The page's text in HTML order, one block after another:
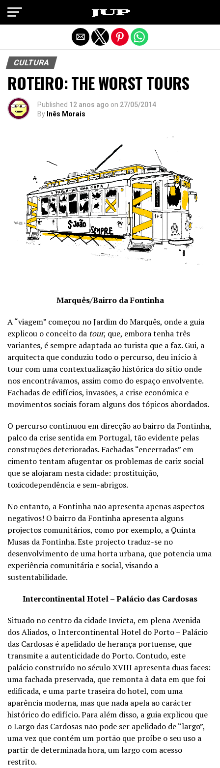
CULTURA
ROTEIRO: THE WORST TOURS
Published 12 anos ago on 27/05/2014
By Inês Morais
Marquês/Bairro da Fontinha
A “viagem” começou no Jardim do Marquês, onde a guia
explicou o conceito da tour, que, embora tenha três
variantes, é sempre adaptada ao turista que a faz. Gui, a
arquitecta que conduziu todo o percurso, deu início à
tour com uma contextualização histórica do sítio onde
nos encontrávamos, assim como do espaço envolvente.
Fachadas de edifícios, invasões, a crise económica e
movimentos sociais foram alguns dos tópicos abordados.
O percurso continuou em direcção ao bairro da Fontinha,
palco da crise sentida em Portugal, tão evidente pelas
construções deterioradas. Fachadas “encerradas” em
cimento tentam afugentar os problemas de cariz social
que se alojaram nesta cidade: prostituição,
toxicodependência e sem-abrigos.
No entanto, a Fontinha não apresenta apenas aspectos
negativos! O bairro da Fontinha apresenta alguns
projectos comunitários, como por exemplo, a Quinta
Musas da Fontinha. Este projecto traduz-se no
desenvolvimento de uma horta urbana, que potencia uma
experiência comunitária e social, visando a
sustentabilidade.
Intercontinental Hotel – Palácio das Cardosas
Situado no centro da cidade Invicta, em plena Avenida
dos Aliados, o Intercontinental Hotel do Porto – Palácio
das Cardosas é apelidado de herança portuense, que
transmite a autenticidade do Porto. Contudo, este
palácio construído no século XVIII apresenta duas faces:
uma fachada preservada, que remonta à data em que foi
edificada, e uma parte traseira do hotel, com uma
aparência moderna, mas que nada apela ao carácter
histórico do edifício. Para além disso, a guia explicou que
o Largo das Cardosas não pode ser apelidado de “largo”,
uma vez que contém um portão que proíbe o seu uso a
partir de determinada hora, um largo com acesso
restrito.
Exit mobile version